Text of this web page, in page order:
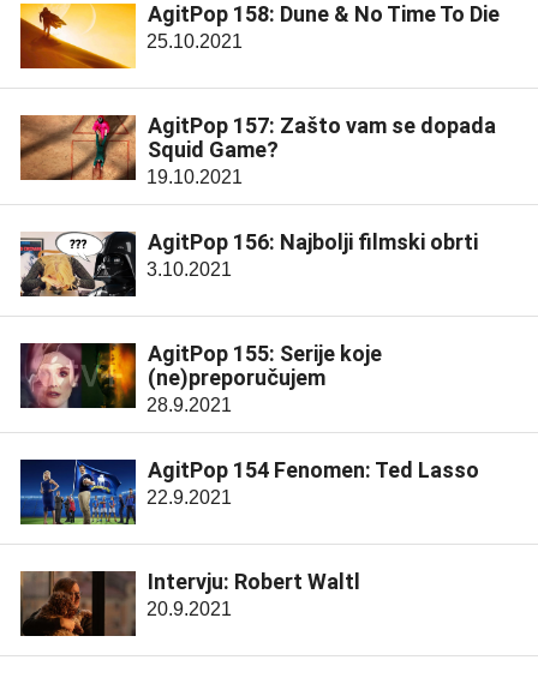
AgitPop 158: Dune & No Time To Die
25.10.2021
AgitPop 157: Zašto vam se dopada
Squid Game?
19.10.2021
AgitPop 156: Najbolji filmski obrti
3.10.2021
AgitPop 155: Serije koje
(ne)preporučujem
28.9.2021
AgitPop 154 Fenomen: Ted Lasso
22.9.2021
Intervju: Robert Waltl
20.9.2021